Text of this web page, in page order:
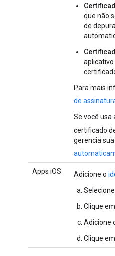
que não
de
Para mais
de
Se você usa
certificado
gerencia
Apps iOS Adicione o
Selecione
Clique em
Adicione
Clique em